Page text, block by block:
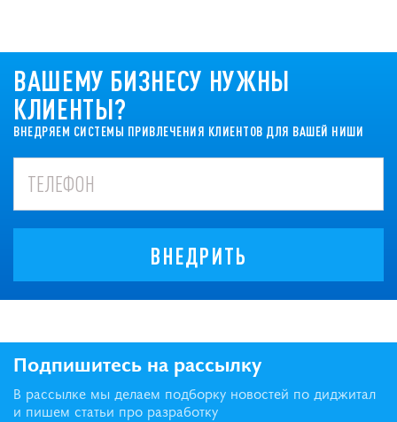
ВАШЕМУ БИЗНЕСУ НУЖНЫ
КЛИЕНТЫ?
ВНЕДРЯЕМ СИСТЕМЫ ПРИВЛЕЧЕНИЯ КЛИЕНТОВ ДЛЯ ВАШЕЙ НИШИ
ВНЕДРИТЬ
Подпишитесь на рассылку
В рассылке мы делаем подборку новостей по диджитал
и пишем статьи про разработку